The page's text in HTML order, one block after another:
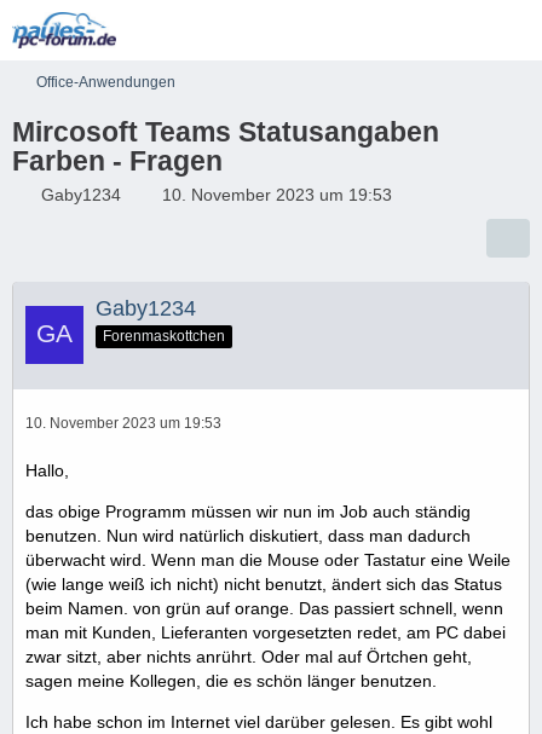
Office-Anwendungen
Mircosoft Teams Statusangaben
Farben - Fragen
Gaby1234 10. November 2023 um 19:53
Gaby1234
Forenmaskottchen
10. November 2023 um 19:53
Hallo,
das obige Programm müssen wir nun im Job auch ständig
benutzen. Nun wird natürlich diskutiert, dass man dadurch
überwacht wird. Wenn man die Mouse oder Tastatur eine Weile
(wie lange weiß ich nicht) nicht benutzt, ändert sich das Status
beim Namen. von grün auf orange. Das passiert schnell, wenn
man mit Kunden, Lieferanten vorgesetzten redet, am PC dabei
zwar sitzt, aber nichts anrührt. Oder mal auf Örtchen geht,
sagen meine Kollegen, die es schön länger benutzen.
Ich habe schon im Internet viel darüber gelesen. Es gibt wohl